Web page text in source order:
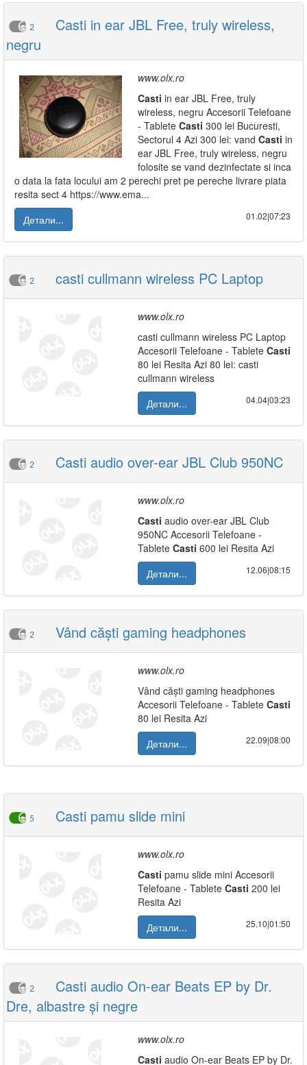
2
Casti in ear JBL Free, truly wireless,
negru
www.olx.ro
Casti in ear JBL Free, truly
wireless, negru Accesorii Telefoane
- Tablete Casti 300 lei Bucuresti,
Sectorul 4 Azi 300 lei: vand Casti in
ear JBL Free, truly wireless, negru
folosite se vand dezinfectate si inca
o data la fata locului am 2 perechi pret pe pereche livrare piata
resita sect 4 https://www.ema...
Детали...
01.02|07:23
2 casti cullmann wireless PC Laptop
www.olx.ro
casti cullmann wireless PC Laptop
Accesorii Telefoane - Tablete Casti
80 lei Resita Azi 80 lei: casti
cullmann wireless
Детали...
04.04|03:23
2 Casti audio over-ear JBL Club 950NC
www.olx.ro
Casti audio over-ear JBL Club
950NC Accesorii Telefoane -
Tablete Casti 600 lei Resita Azi
Детали...
12.06|08:15
2 Vând căști gaming headphones
www.olx.ro
Vând căști gaming headphones
Accesorii Telefoane - Tablete Casti
80 lei Resita Azi
Детали...
22.09|08:00
5 Casti pamu slide mini
www.olx.ro
Casti pamu slide mini Accesorii
Telefoane - Tablete Casti 200 lei
Resita Azi
Детали...
25.10|01:50
2
Casti audio On-ear Beats EP by Dr.
Dre, albastre și negre
www.olx.ro
Casti audio On-ear Beats EP by Dr.